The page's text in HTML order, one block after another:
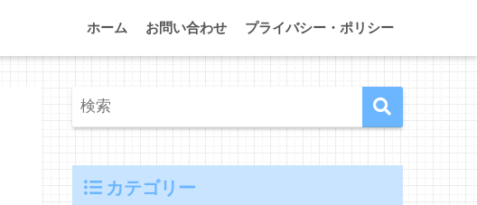
ホーム お問い合わせ プライバシー・ポリシー
カテゴリー